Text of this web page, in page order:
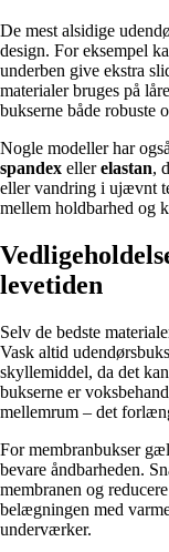
De mest alsidige
design. For eksempel
underben give ekstra
materialer bruges på
bukserne både robuste
Nogle modeller har også
spandex ellerelastan,
eller vandring i ujævnt
mellem holdbarhed og
levetiden
Selv de bedste
Vask altid
skyllemiddel, da det
bukserne er
mellemrum – det
For membranbukser
bevare åndbarheden.
membranen og
belægningen med
underværker.